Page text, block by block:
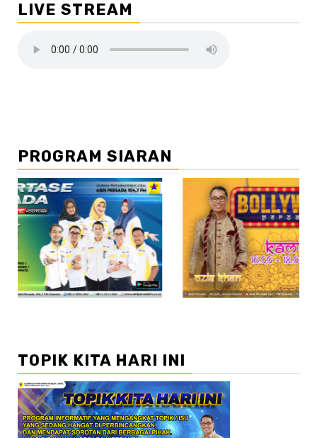
LIVE STREAM
PROGRAM SIARAN
//2
TOPIK KITA HARI INI